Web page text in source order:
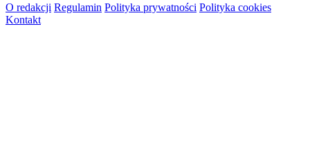
O redakcji Regulamin Polityka prywatności Polityka cookies
Kontakt